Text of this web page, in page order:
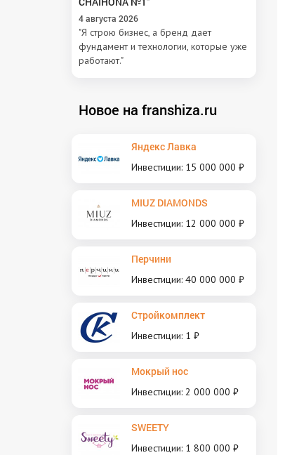
4 августа 2026
"Я строю бизнес, а бренд дает
фундамент и технологии, которые уже
работают."
Новое на franshiza.ru
Яндекс Лавка
Инвестиции: 15 000 000 ₽
MIUZ DIAMONDS
Инвестиции: 12 000 000 ₽
Перчини
Инвестиции: 40 000 000 ₽
Стройкомплект
Инвестиции: 1 ₽
Мокрый нос
Инвестиции: 2 000 000 ₽
SWEETY
Инвестиции: 1 800 000 ₽